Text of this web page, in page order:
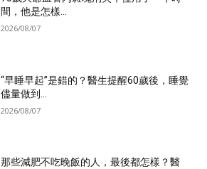
間，他是怎樣...
2026/08/07
“早睡早起”是錯的？醫生提醒60歲後，睡覺
儘量做到...
2026/08/07
那些減肥不吃晚飯的人，最後都怎樣？醫